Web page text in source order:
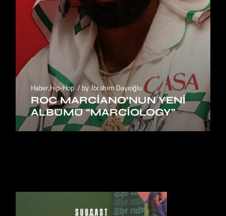
Haber,Hip-Hop by İbrahim Dayıoğlu
ROC MARCIANO’NUN YENI
ALBÜMÜ “MARCIOLOGY”